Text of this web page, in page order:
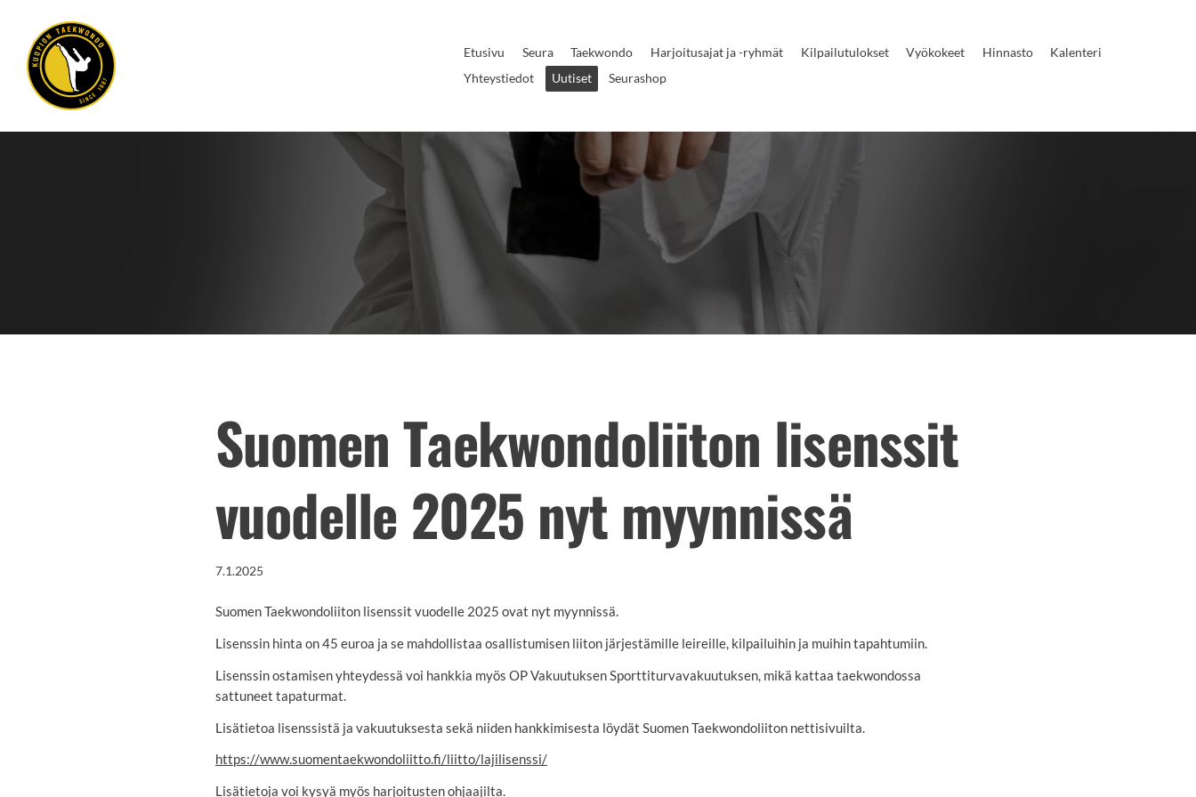
sivun
sisältöön
Kuopion Taekwondo ry
Etusivu Seura Taekwondo Harjoitusajat ja -ryhmät Kilpailutulokset Vyökokeet Hinnasto
Kalenteri
Yhteystiedot
Uutiset Seurashop
Suomen Taekwondoliiton lisenssit
vuodelle 2025 nyt myynnissä
7.1.2025
Suomen Taekwondoliiton lisenssit vuodelle 2025 ovat nyt myynnissä.
Lisenssin hinta on 45 euroa ja se mahdollistaa osallistumisen liiton järjestämille leireille, kilpailuihin ja muihin tapahtumiin.
Lisenssin ostamisen yhteydessä voi hankkia myös OP Vakuutuksen Sporttiturvavakuutuksen, mikä kattaa taekwondossa
sattuneet tapaturmat.
Lisätietoa lisenssistä ja vakuutuksesta sekä niiden hankkimisesta löydät Suomen Taekwondoliiton nettisivuilta.
https://www.suomentaekwondoliitto.fi/liitto/lajilisenssi/
Lisätietoja voi kysyä myös harjoitusten ohjaajilta.